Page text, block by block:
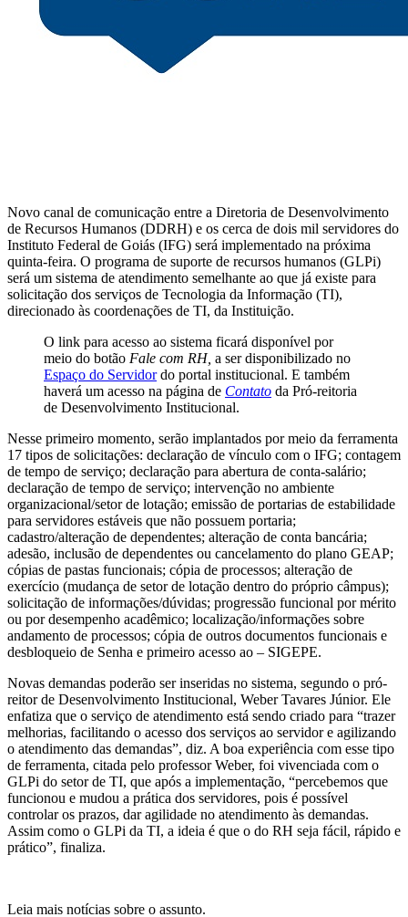
Novo canal de comunicação entre a Diretoria de Desenvolvimento
de Recursos Humanos (DDRH) e os cerca de dois mil servidores do
Instituto Federal de Goiás (IFG) será implementado na próxima
quinta-feira. O programa de suporte de recursos humanos (GLPi)
será um sistema de atendimento semelhante ao que já existe para
solicitação dos serviços de Tecnologia da Informação (TI),
direcionado às coordenações de TI, da Instituição.
O link para acesso ao sistema ficará disponível por
meio do botão Fale com RH, a ser disponibilizado no
Espaço do Servidordo portal institucional. E também
haverá um acesso na página de Contato da Pró-reitoria
de Desenvolvimento Institucional.
Nesse primeiro momento, serão implantados por meio da ferramenta
17 tipos de solicitações: declaração de vínculo com o IFG; contagem
de tempo de serviço; declaração para abertura de conta-salário;
declaração de tempo de serviço; intervenção no ambiente
organizacional/setor de lotação; emissão de portarias de estabilidade
para servidores estáveis que não possuem portaria;
cadastro/alteração de dependentes; alteração de conta bancária;
adesão, inclusão de dependentes ou cancelamento do plano GEAP;
cópias de pastas funcionais; cópia de processos; alteração de
exercício (mudança de setor de lotação dentro do próprio câmpus);
solicitação de informações/dúvidas; progressão funcional por mérito
ou por desempenho acadêmico; localização/informações sobre
andamento de processos; cópia de outros documentos funcionais e
desbloqueio de Senha e primeiro acesso ao – SIGEPE.
Novas demandas poderão ser inseridas no sistema, segundo o pró-
reitor de Desenvolvimento Institucional, Weber Tavares Júnior. Ele
enfatiza que o serviço de atendimento está sendo criado para “trazer
melhorias, facilitando o acesso dos serviços ao servidor e agilizando
o atendimento das demandas”, diz. A boa experiência com esse tipo
de ferramenta, citada pelo professor Weber, foi vivenciada com o
GLPi do setor de TI, que após a implementação, “percebemos que
funcionou e mudou a prática dos servidores, pois é possível
controlar os prazos, dar agilidade no atendimento às demandas.
Assim como o GLPi da TI, a ideia é que o do RH seja fácil, rápido e
prático”, finaliza.
Leia mais notícias sobre o assunto.